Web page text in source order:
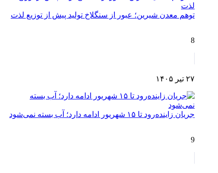
توهم معدن شیرین؛ عبور از سنگلاخ تولید پیش از توزیع لذت
8
۲۷ تیر ۱۴۰۵
جریان زاینده‌رود تا ۱۵ شهریور ادامه دارد؛ آب بسته نمی‌شود
9